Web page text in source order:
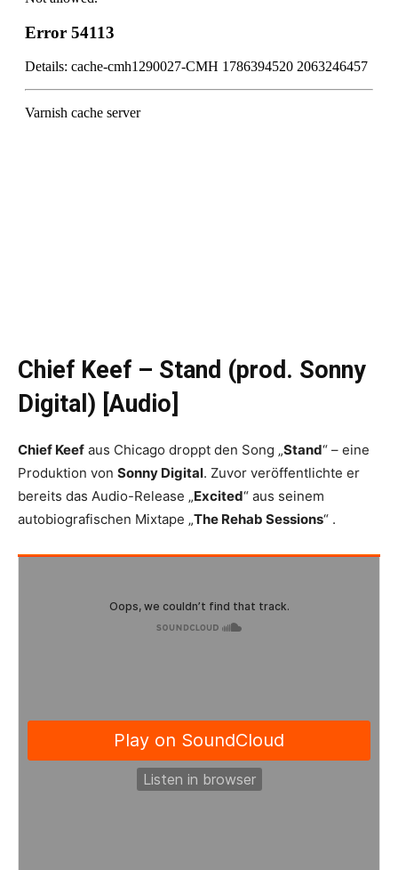
Chief Keef – Stand (prod. Sonny
Digital) [Audio]
Chief Keef aus Chicago droppt den Song „Stand“ – eine
Produktion von Sonny Digital. Zuvor veröffentlichte er
bereits das Audio-Release „Excited“ aus seinem
autobiografischen Mixtape „The Rehab Sessions“ .